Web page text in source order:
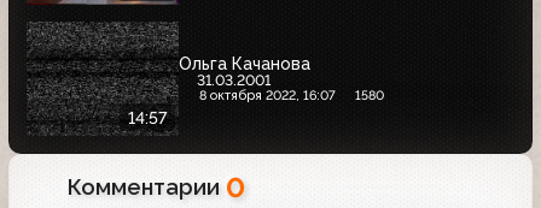
14:57
Ольга Качанова
31.03.2001
8 октября 2022, 16:07 1580
Комментарии 0